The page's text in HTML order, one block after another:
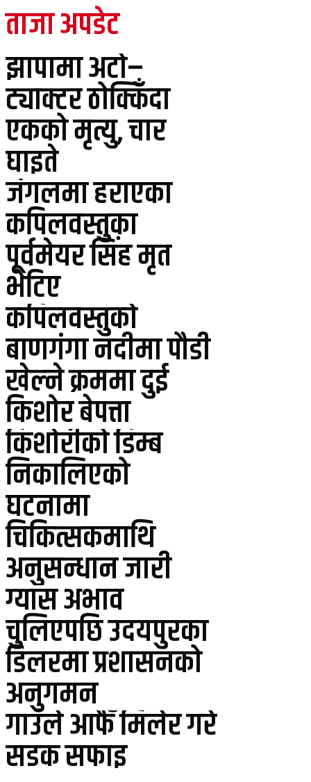
ताजा अपडेट
झापामा अटो–
ट्याक्टर ठोक्किँदा
एकको मृत्यु, चार
घाइते
जंगलमा हराएका
कपिलवस्तुका
पूर्वमेयर सिंह मृत
भेटिए
कपिलवस्तुको
बाणगंगा नदीमा पौडी
खेल्ने क्रममा दुई
किशोर बेपत्ता
किशोरीको डिम्ब
निकालिएको
घटनामा
चिकित्सकमाथि
अनुसन्धान जारी
ग्यास अभाव
चुलिएपछि उदयपुरका
डिलरमा प्रशासनको
अनुगमन
गाउँले आफैँ मिलेर गरे
सडक सफाइ